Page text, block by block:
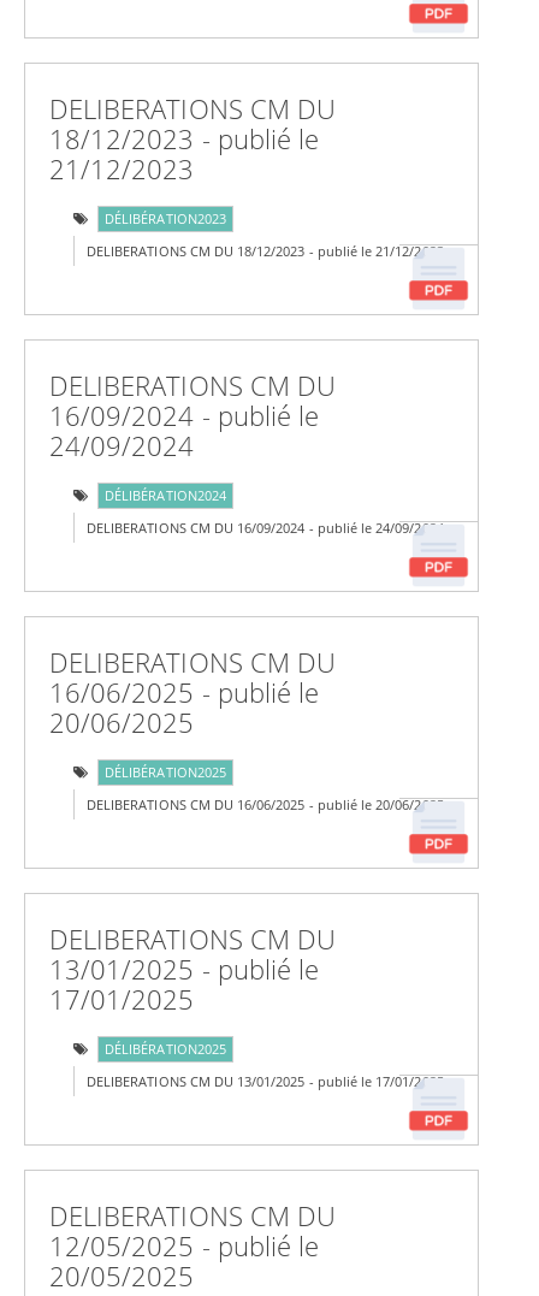
DELIBERATIONS CM DU
18/12/2023 - publié le
21/12/2023
DÉLIBÉRATION2023
DELIBERATIONS CM DU 18/12/2023 - publié le 21/12/2023
DELIBERATIONS CM DU
16/09/2024 - publié le
24/09/2024
DÉLIBÉRATION2024
DELIBERATIONS CM DU 16/09/2024 - publié le 24/09/2024
DELIBERATIONS CM DU
16/06/2025 - publié le
20/06/2025
DÉLIBÉRATION2025
DELIBERATIONS CM DU 16/06/2025 - publié le 20/06/2025
DELIBERATIONS CM DU
13/01/2025 - publié le
17/01/2025
DÉLIBÉRATION2025
DELIBERATIONS CM DU 13/01/2025 - publié le 17/01/2025
DELIBERATIONS CM DU
12/05/2025 - publié le
20/05/2025